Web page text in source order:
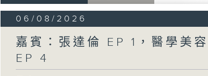
06/08/2026
嘉賓：張達倫 EP 1，醫學美
EP 4